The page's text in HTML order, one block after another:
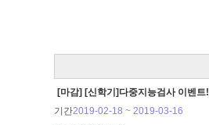
[마감] [신학기]다중지능검사 이벤트!
기간2019-02-18 ~ 2019-03-16